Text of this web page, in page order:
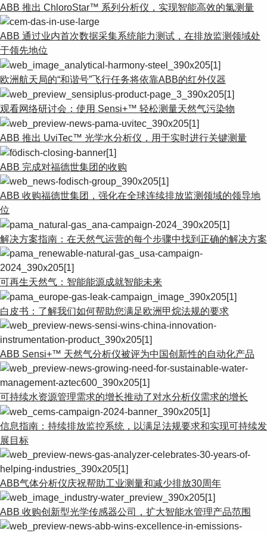
ABB 推出 ChloroStar™ 系列分析仪，实现智能高效的氯测量
ABB 通过业内首次数据采集系统能力测试，在排放监测领域处
于领先地位
欧洲航天局的“和谐号”飞行任务将依靠ABB的红外仪器
观看网络研讨会：使用 Sensi+™ 轻松测量天然气污染物
ABB 推出 UviTec™ 光学水分析仪，用于实时进行关键测量
ABB 完成对福德世集团的收购
ABB 收购福德世集团，强化在全球连续排放监测领域的领导地
位
解决方案指南：在天然气运营的每个步骤中找到正确的解决方案
可再生天然气：智能能源成就智能未来
白皮书：了解我们如何帮助您满足欧洲甲烷法规的要求
ABB Sensi+™ 天然气分析仪被评为中国创新性的自动化产品
可持续水资源管理需求的增长推动了对水分析仪需求的增长
信息指南：持续排放监控系统，以满足法规要求和实现可持续发
展目标
ABB气体分析仪庆祝帮助工业测量和减少排放30周年
ABB 收购创新型光学传感器公司，扩大智能水管理产品范围